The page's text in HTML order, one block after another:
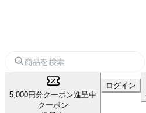
5,000円分クーポン進呈中
クーポン
ログイン